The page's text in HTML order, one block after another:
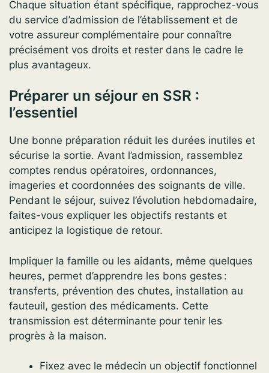
Chaque situation étant spécifique, rapprochez-vous
du service d’admission de l’établissement et de
votre assureur complémentaire pour connaître
précisément vos droits et rester dans le cadre le
plus avantageux.
Préparer un séjour en SSR :
l’essentiel
Une bonne préparation réduit les durées inutiles et
sécurise la sortie. Avant l’admission, rassemblez
comptes rendus opératoires, ordonnances,
imageries et coordonnées des soignants de ville.
Pendant le séjour, suivez l’évolution hebdomadaire,
faites-vous expliquer les objectifs restants et
anticipez la logistique de retour.
Impliquer la famille ou les aidants, même quelques
heures, permet d’apprendre les bons gestes :
transferts, prévention des chutes, installation au
fauteuil, gestion des médicaments. Cette
transmission est déterminante pour tenir les
progrès à la maison.
Fixez avec le médecin un objectif fonctionnel